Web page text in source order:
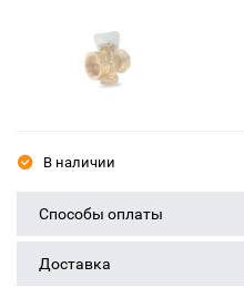
В наличии
Способы оплаты
Доставка